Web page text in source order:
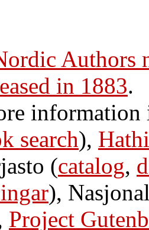
Authors
in 1883.
search),
(catalog,
),
Project